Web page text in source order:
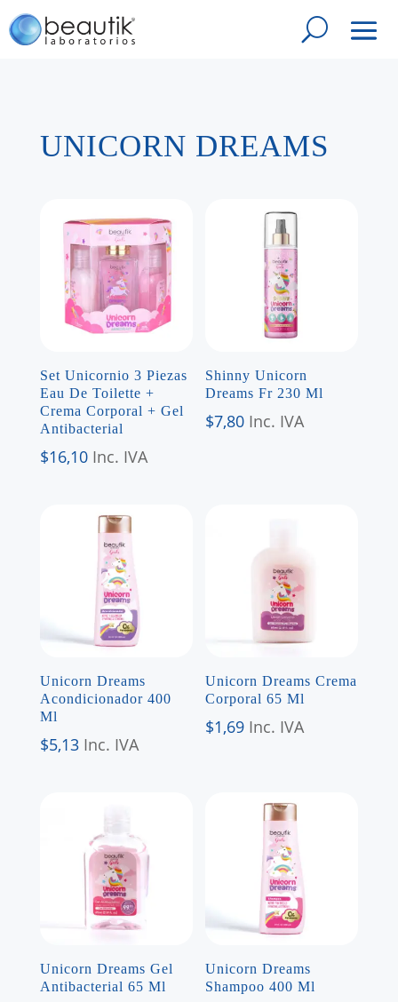
UNICORN DREAMS
Set Unicornio 3 Piezas
Eau De Toilette +
Crema Corporal + Gel
Antibacterial
$16,10 Inc. IVA
Shinny Unicorn
Dreams Fr 230 Ml
$7,80 Inc. IVA
Unicorn Dreams
Acondicionador 400
Ml
$5,13 Inc. IVA
Unicorn Dreams Crema
Corporal 65 Ml
$1,69 Inc. IVA
Unicorn Dreams Gel
Antibacterial 65 Ml
Unicorn Dreams
Shampoo 400 Ml